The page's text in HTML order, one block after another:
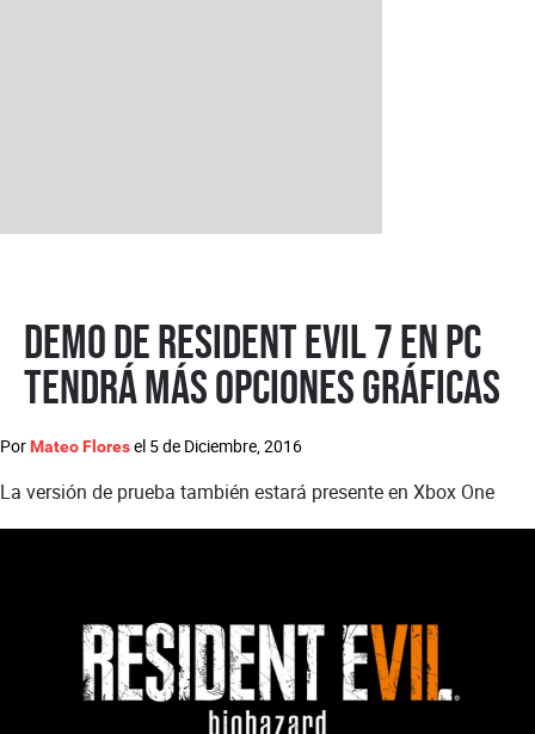
Demo de Resident Evil 7 en PC
tendrá más opciones gráficas
Por Mateo Floresel 5 de Diciembre, 2016
La versión de prueba también estará presente en Xbox One